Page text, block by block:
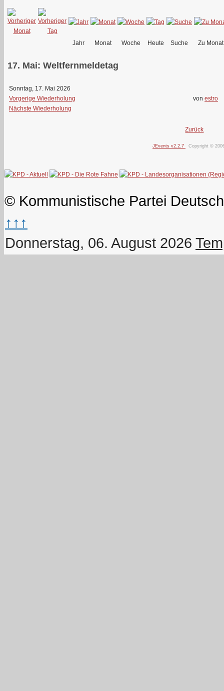
Jahr Monat Woche Heute Suche Zu Monat
17. Mai: Weltfernmeldetag
Sonntag, 17. Mai 2026
Vorgerige Wiederholung
Nächste Wiederholung
von estro
Zurück
JEvents v2.2.7 Copyright ©
© Kommunistische Partei
↑↑↑
Donnerstag, 06. August 2026